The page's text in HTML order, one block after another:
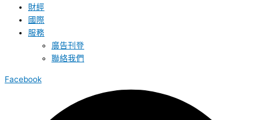
財經
國際
服務
廣告刊登
聯絡我們
Facebook